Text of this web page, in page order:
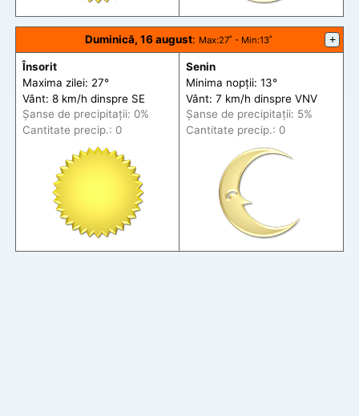
Duminică, 16 august: Max:27˚ - Min:13˚ +
Însorit
Maxima zilei: 27°
Vânt: 8 km/h dinspre SE
Șanse de precipitații: 0%
Cantitate precip.: 0
Senin
Minima nopții: 13°
Vânt: 7 km/h dinspre VNV
Șanse de precipitații: 5%
Cantitate precip.: 0